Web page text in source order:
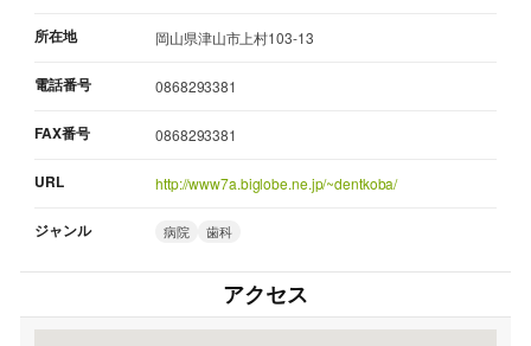
所在地 岡山県津山市上村103-13
電話番号 0868293381
FAX番号 0868293381
URL http://www7a.biglobe.ne.jp/~dentkoba/
ジャンル 病院 歯科
アクセス